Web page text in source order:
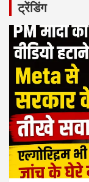
ट्रेंडिंग